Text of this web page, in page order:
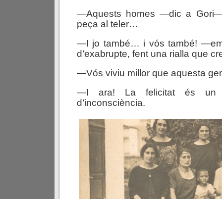
—Aquests homes —dic a
peça al teler…
—I jo també… i vós també!
d’exabrupte, fent una rialla que
—Vós viviu millor que aquesta
—I ara! La felicitat és un
d’inconsciència.